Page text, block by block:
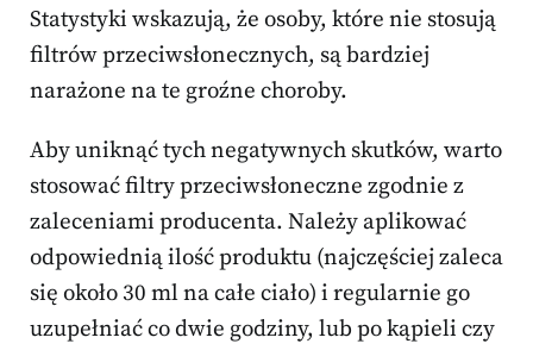
Statystyki wskazują, że osoby, które nie stosują
filtrów przeciwsłonecznych, są bardziej
narażone na te groźne choroby.
Aby uniknąć tych negatywnych skutków, warto
stosować filtry przeciwsłoneczne zgodnie z
zaleceniami producenta. Należy aplikować
odpowiednią ilość produktu (najczęściej zaleca
się około 30 ml na całe ciało) i regularnie go
uzupełniać co dwie godziny, lub po kąpieli czy